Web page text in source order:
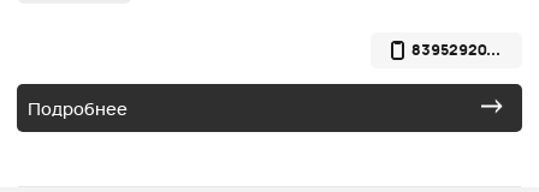
83952920...
Подробнее